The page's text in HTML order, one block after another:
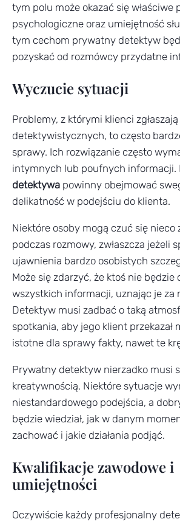
tym polu może okazać się właściwe
psychologiczne oraz umiejętność
tym cechom prywatny detektyw
pozyskać od rozmówcy przydatne
Wyczucie sytuacji
Problemy, z którymi klienci
detektywistycznych, to często
sprawy. Ich rozwiązanie często
intymnych lub poufnych informacji.
detektywa powinny obejmować
delikatność w podejściu do klienta.
Niektóre osoby mogą czuć się nieco
podczas rozmowy, zwłaszcza jeżeli
ujawnienia bardzo osobistych
Może się zdarzyć, że ktoś nie będzie
wszystkich informacji, uznając je za
Detektyw musi zadbać o taką
spotkania, aby jego klient przekazał
istotne dla sprawy fakty, nawet te
Prywatny detektyw nierzadko musi
kreatywnością. Niektóre sytuacje
niestandardowego podejścia, a
będzie wiedział, jak w danym
zachować i jakie działania podjąć.
Kwalifikacje zawodowe i
umiejętności
Oczywiście każdy profesjonalny